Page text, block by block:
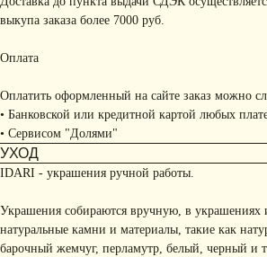
выкупа заказа более 7000 руб.
Оплата
Оплатить оформленный на сайте заказ можно
• Банковской или кредитной картой любых
• Сервисом "Долями"
УХОД
IDARI - украшения ручной работы.
Украшения собираются вручную, в украшениях
натуральные камни и материалы, такие как
барочный жемчуг, перламутр, белый, черный и